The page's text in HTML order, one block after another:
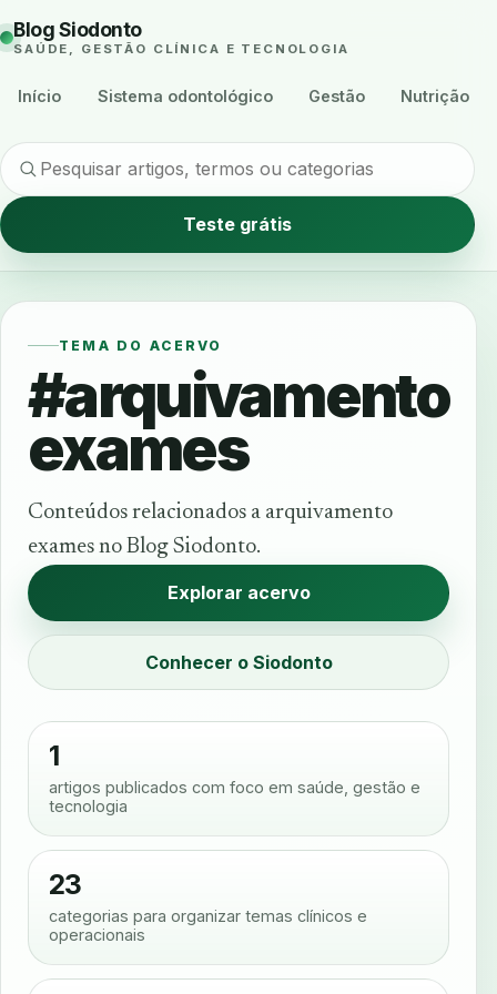
Blog Siodonto
SAÚDE, GESTÃO CLÍNICA E TECNOLOGIA
Início Sistema odontológico Gestão Nutrição
Teste grátis
TEMA DO ACERVO
#arquivamento
exames
Conteúdos relacionados a arquivamento
exames no Blog Siodonto.
Explorar acervo
Conhecer o Siodonto
1
artigos publicados com foco em saúde, gestão e
tecnologia
23
categorias para organizar temas clínicos e
operacionais